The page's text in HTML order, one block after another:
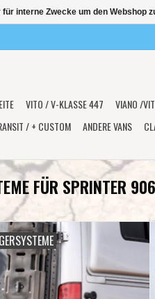
VITO / V-KLASSE 447 VIANO /
/ + CUSTOM
ANDERE VANS
FÜR SPRINTER 906
interne Zwecke um den Webshop